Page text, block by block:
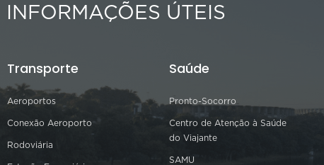
INFORMAÇÕES ÚTEIS
Transporte
Aeroportos
Conexão Aeroporto
Rodoviária
Saúde
Pronto-Socorro
Centro de Atenção à Saúde
do Viajante
SAMU